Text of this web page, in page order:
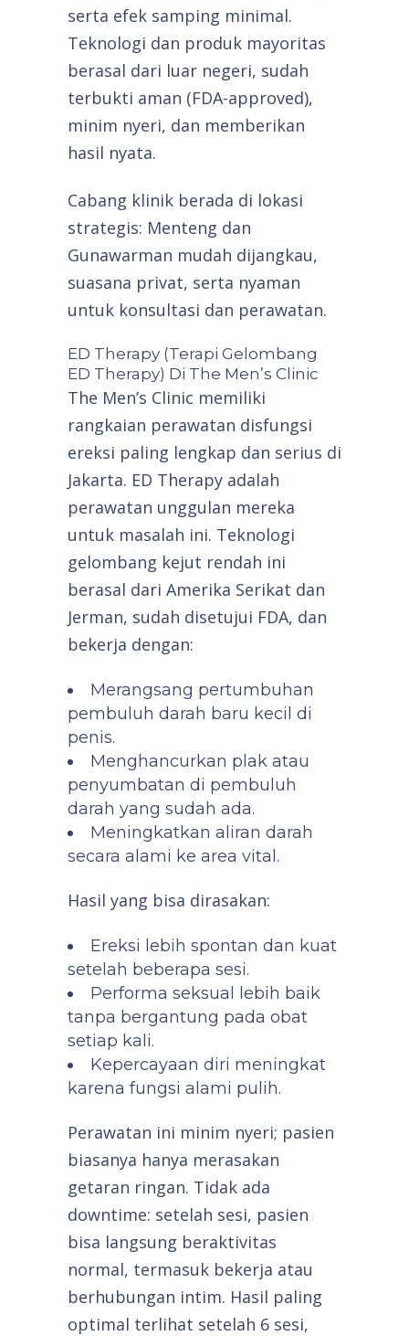
serta efek samping minimal.
Teknologi dan produk mayoritas
berasal dari luar negeri, sudah
terbukti aman (FDA-approved),
minim nyeri, dan memberikan
hasil nyata.
Cabang klinik berada di lokasi
strategis: Menteng dan
Gunawarman mudah dijangkau,
suasana privat, serta nyaman
untuk konsultasi dan perawatan.
ED Therapy (Terapi Gelombang
ED Therapy) Di The Men’s Clinic
The Men’s Clinic memiliki
rangkaian perawatan disfungsi
ereksi paling lengkap dan serius di
Jakarta. ED Therapy adalah
perawatan unggulan mereka
untuk masalah ini. Teknologi
gelombang kejut rendah ini
berasal dari Amerika Serikat dan
Jerman, sudah disetujui FDA, dan
bekerja dengan:
Merangsang pertumbuhan
pembuluh darah baru kecil di
penis.
Menghancurkan plak atau
penyumbatan di pembuluh
darah yang sudah ada.
Meningkatkan aliran darah
secara alami ke area vital.
Hasil yang bisa dirasakan:
Ereksi lebih spontan dan kuat
setelah beberapa sesi.
Performa seksual lebih baik
tanpa bergantung pada obat
setiap kali.
Kepercayaan diri meningkat
karena fungsi alami pulih.
Perawatan ini minim nyeri; pasien
biasanya hanya merasakan
getaran ringan. Tidak ada
downtime: setelah sesi, pasien
bisa langsung beraktivitas
normal, termasuk bekerja atau
berhubungan intim. Hasil paling
optimal terlihat setelah 6 sesi,